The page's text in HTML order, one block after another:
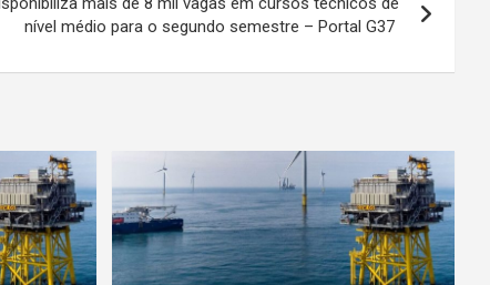
nível médio para o segundo semestre – Portal G37